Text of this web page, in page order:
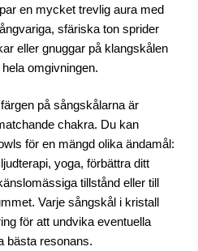
en mycket trevlig aura med
sfäriska ton sprider
eller gnuggar på klangskålen
omgivningen.
på sångskålarna är
chakra. Du kan
för en mängd olika ändamål:
yoga, förbättra ditt
tillstånd eller till
Varje sångskål i kristall
för att undvika eventuella
bästa resonans.